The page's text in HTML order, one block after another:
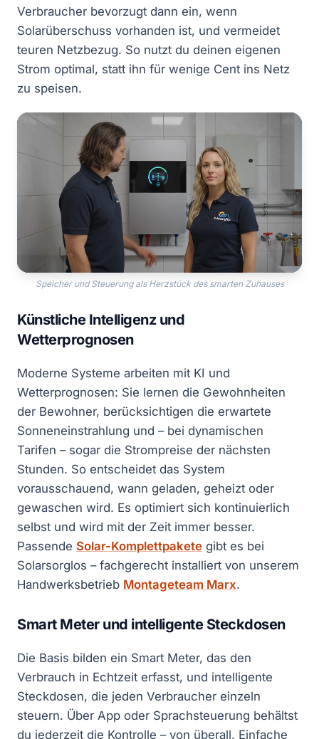
Verbraucher bevorzugt dann ein, wenn
Solarüberschuss vorhanden ist, und vermeidet
teuren Netzbezug. So nutzt du deinen eigenen
Strom optimal, statt ihn für wenige Cent ins Netz
zu speisen.
Speicher und Steuerung als Herzstück des smarten Zuhauses
Künstliche Intelligenz und
Wetterprognosen
Moderne Systeme arbeiten mit KI und
Wetterprognosen: Sie lernen die Gewohnheiten
der Bewohner, berücksichtigen die erwartete
Sonneneinstrahlung und – bei dynamischen
Tarifen – sogar die Strompreise der nächsten
Stunden. So entscheidet das System
vorausschauend, wann geladen, geheizt oder
gewaschen wird. Es optimiert sich kontinuierlich
selbst und wird mit der Zeit immer besser.
Passende Solar-Komplettpakete gibt es bei
Solarsorglos – fachgerecht installiert von unserem
Handwerksbetrieb Montageteam Marx.
Smart Meter und intelligente Steckdosen
Die Basis bilden ein Smart Meter, das den
Verbrauch in Echtzeit erfasst, und intelligente
Steckdosen, die jeden Verbraucher einzeln
steuern. Über App oder Sprachsteuerung behältst
du jederzeit die Kontrolle – von überall. Einfache